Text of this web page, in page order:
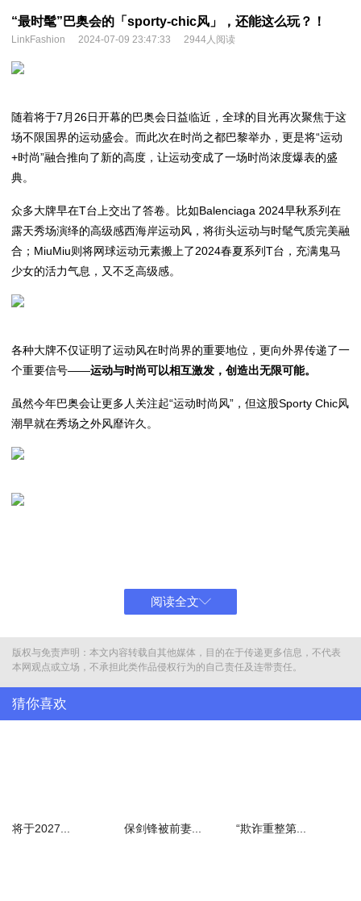
“最时髦”巴奥会的「sporty-chic风」，还能这么玩？！
LinkFashion 2024-07-09 23:47:33 2944人阅读
随着将于7月26日开幕的巴奥会日益临近，全球的目光再次聚焦于这
场不限国界的运动盛会。而此次在时尚之都巴黎举办，更是将“运动
+时尚”融合推向了新的高度，让运动变成了一场时尚浓度爆表的盛
典。
众多大牌早在T台上交出了答卷。比如Balenciaga 2024早秋系列在
露天秀场演绎的高级感西海岸运动风，将街头运动与时髦气质完美融
合；MiuMiu则将网球运动元素搬上了2024春夏系列T台，充满鬼马
少女的活力气息，又不乏高级感。
各种大牌不仅证明了运动风在时尚界的重要地位，更向外界传递了一
个重要信号——运动与时尚可以相互激发，创造出无限可能。
虽然今年巴奥会让更多人关注起“运动时尚风”，但这股Sporty Chic风
潮早就在秀场之外风靡许久。
时尚品牌为何如此钟爱运动元素？
答案或许是，“运动+时尚”本就是一组不会出错的穿搭公式，从T台到
街头，从时尚秀场到日常生活场景，时尚界不乏运动元素的身影。而
两者结合的“运动时尚风”，也就是Sporty Chic，在强劲的时尚风潮下
则成为当代年轻人的“穿搭宠儿”。
为一体，运动装与日常服装的界限变得模糊，为人们的日常穿搭带来
阅读全文
版权与免责声明：本文内容转载自其他媒体，目的在于传递更多信息，不代表
本网观点或立场，不承担此类作品侵权行为的自己责任及连带责任。
猜你喜欢
将于2027... 保剑锋被前妻... “欺诈重整第...